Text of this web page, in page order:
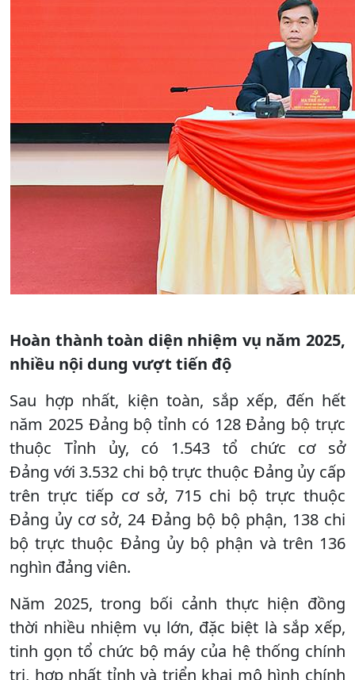
Hoàn thành toàn diện nhiệm vụ năm 2025,
nhiều nội dung vượt tiến độ
Sau hợp nhất, kiện toàn, sắp xếp, đến hết
năm 2025 Đảng bộ tỉnh có 128 Đảng bộ trực
thuộc Tỉnh ủy, có 1.543 tổ chức cơ sở
Đảng với 3.532 chi bộ trực thuộc Đảng ủy cấp
trên trực tiếp cơ sở, 715 chi bộ trực thuộc
Đảng ủy cơ sở, 24 Đảng bộ bộ phận, 138 chi
bộ trực thuộc Đảng ủy bộ phận và trên 136
nghìn đảng viên.
Năm 2025, trong bối cảnh thực hiện đồng
thời nhiều nhiệm vụ lớn, đặc biệt là sắp xếp,
tinh gọn tổ chức bộ máy của hệ thống chính
trị, hợp nhất tỉnh và triển khai mô hình chính